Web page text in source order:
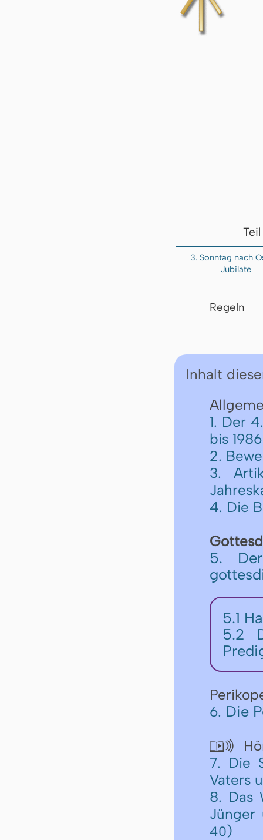
3. Sonntag nach
Jubilate
Regeln
Inhalt
1. Der
bis 1986
2.
3.
4. Die
5.
5.1
5.2
6. Die

7. Die
Vaters
8. Das
Jünger
40)